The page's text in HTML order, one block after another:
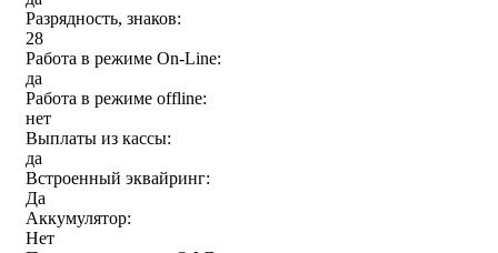
Разрядность, знаков:
28
Работа в режиме On-Line:
да
Работа в режиме offline:
нет
Выплаты из кассы:
да
Встроенный эквайринг:
Да
Аккумулятор:
Нет